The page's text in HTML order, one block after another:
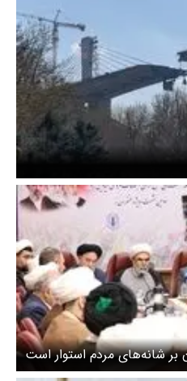
بر شانه‌های مردم استوار است